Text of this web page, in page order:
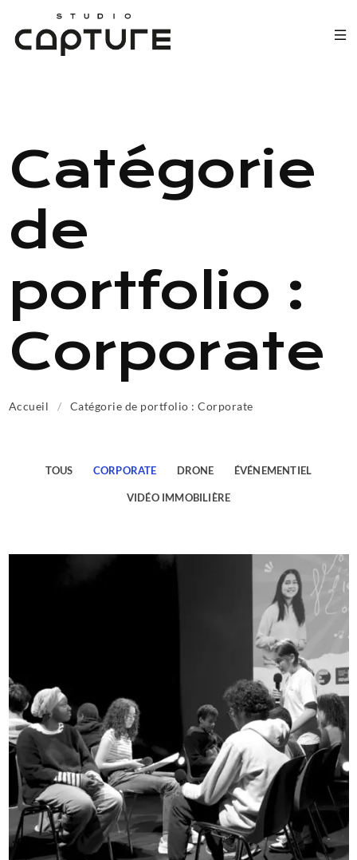
Catégorie
de
portfolio :
Corporate
Accueil / Catégorie de portfolio : Corporate
TOUS CORPORATE DRONE ÉVÉNEMENTIEL
VIDÉO IMMOBILIÈRE